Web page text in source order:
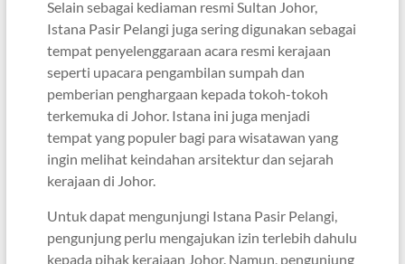
Selain sebagai kediaman resmi Sultan Johor,
Istana Pasir Pelangi juga sering digunakan sebagai
tempat penyelenggaraan acara resmi kerajaan
seperti upacara pengambilan sumpah dan
pemberian penghargaan kepada tokoh-tokoh
terkemuka di Johor. Istana ini juga menjadi
tempat yang populer bagi para wisatawan yang
ingin melihat keindahan arsitektur dan sejarah
kerajaan di Johor.
Untuk dapat mengunjungi Istana Pasir Pelangi,
pengunjung perlu mengajukan izin terlebih dahulu
kepada pihak kerajaan Johor. Namun, pengunjung